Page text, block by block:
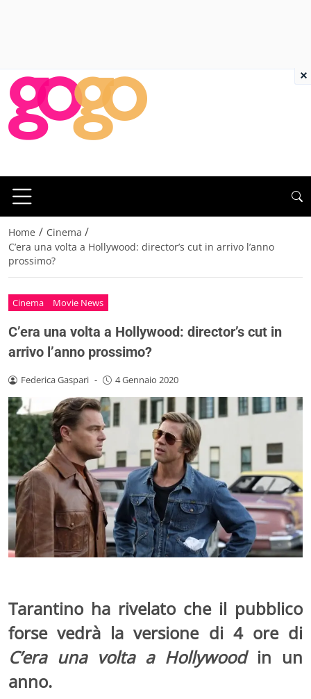
Home / Cinema /
C’era una volta a Hollywood: director’s cut in arrivo l’anno
prossimo?
Cinema Movie News
C’era una volta a Hollywood: director’s cut in
arrivo l’anno prossimo?
Federica Gaspari - 4 Gennaio 2020
Tarantino ha rivelato che il pubblico
forse vedrà la versione di 4 ore di
C’era una volta a Hollywoodin un
anno.
×